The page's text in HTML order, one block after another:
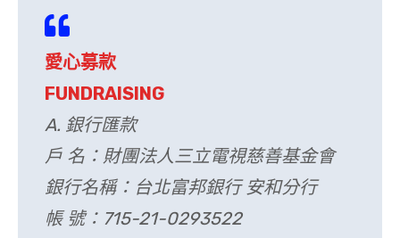
愛心募款
FUNDRAISING
A. 銀行匯款
戶 名：財團法人三立電視慈善基金會
銀行名稱：台北富邦銀行 安和分行
帳 號：715-21-0293522